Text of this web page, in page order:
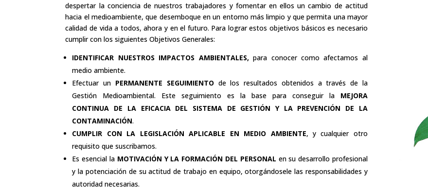
despertar la conciencia de nuestros trabajadores y fomentar en ellos un cambio de actitud
hacia el medioambiente, que desemboque en un entorno más limpio y que permita una mayor
calidad de vida a todos, ahora y en el futuro. Para lograr estos objetivos básicos es necesario
cumplir con los siguientes Objetivos Generales:
IDENTIFICAR NUESTROS IMPACTOS AMBIENTALES, para conocer como afectamos al
medio ambiente.
Efectuar un PERMANENTE SEGUIMIENTO de los resultados obtenidos a través de la
Gestión Medioambiental. Este seguimiento es la base para conseguir la MEJORA
CONTINUA DE LA EFICACIA DEL SISTEMA DE GESTIÓN Y LA PREVENCIÓN DE LA
CONTAMINACIÓN.
CUMPLIR CON LA LEGISLACIÓN APLICABLE EN MEDIO AMBIENTE, y cualquier otro
requisito que suscribamos.
Es esencial la MOTIVACIÓN Y LA FORMACIÓN DEL PERSONAL en su desarrollo profesional
y la potenciación de su actitud de trabajo en equipo, otorgándosele las responsabilidades y
autoridad necesarias.